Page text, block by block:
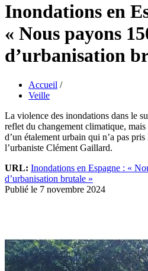
Inondations en
« Nous payons
d’urbanisation
Accueil /
Veille
La violence des inondations dans le
reflet du changement climatique, mais
d’un étalement urbain qui n’a pas
l’urbaniste Clément Gaillard.
URL: Inondations en Espagne : «
d’urbanisation brutale »
Publié le 7 novembre 2024